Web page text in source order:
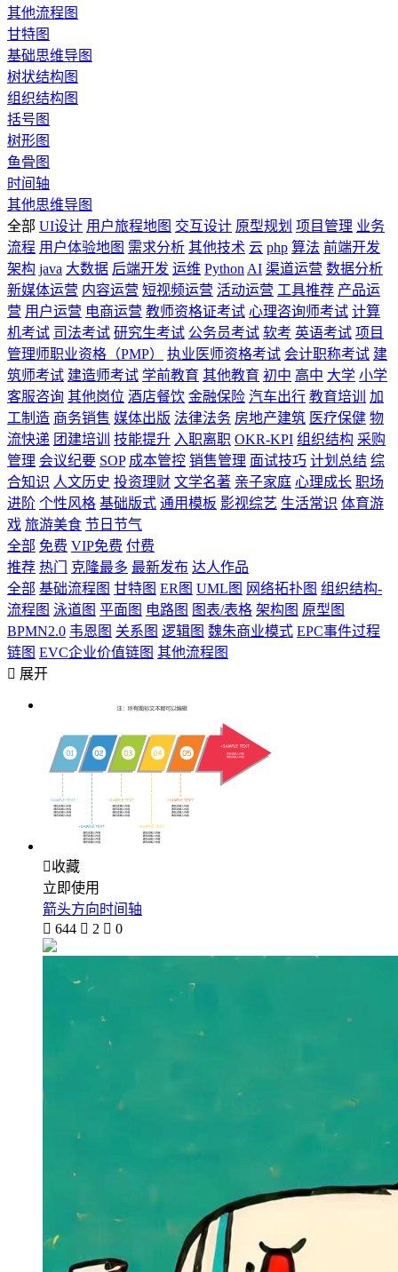
其他流程图
甘特图
基础思维导图
树状结构图
组织结构图
括号图
树形图
鱼骨图
时间轴
其他思维导图
全部 UI设计 用户旅程地图 交互设计 原型规划 项目管理 业务
流程 用户体验地图 需求分析 其他技术 云 php 算法 前端开发
架构 java 大数据 后端开发 运维 Python AI 渠道运营 数据分析
新媒体运营 内容运营 短视频运营 活动运营 工具推荐 产品运
营 用户运营 电商运营 教师资格证考试 心理咨询师考试 计算
机考试 司法考试 研究生考试 公务员考试 软考 英语考试 项目
管理师职业资格（PMP）
执业医师资格考试 会计职称考试 建
筑师考试 建造师考试 学前教育 其他教育 初中 高中 大学 小学
客服咨询 其他岗位 酒店餐饮 金融保险 汽车出行 教育培训
加
工制造 商务销售 媒体出版 法律法务 房地产建筑 医疗保健 物
流快递 团建培训 技能提升 入职离职 OKR-KPI 组织结构 采购
管理 会议纪要 SOP 成本管控 销售管理 面试技巧 计划总结 综
合知识 人文历史 投资理财 文学名著 亲子家庭 心理成长 职场
进阶 个性风格 基础版式 通用模板 影视综艺 生活常识 体育游
戏 旅游美食 节日节气
全部 免费 VIP免费 付费
推荐 热门 克隆最多 最新发布 达人作品
全部 基础流程图 甘特图 ER图 UML图 网络拓扑图 组织结构-
流程图 泳道图 平面图 电路图 图表/表格 架构图 原型图
BPMN2.0 韦恩图 关系图 逻辑图 魏朱商业模式 EPC事件过程
链图 EVC企业价值链图 其他流程图
 展开
收藏
立即使用
箭头方向时间轴
 644  2  0